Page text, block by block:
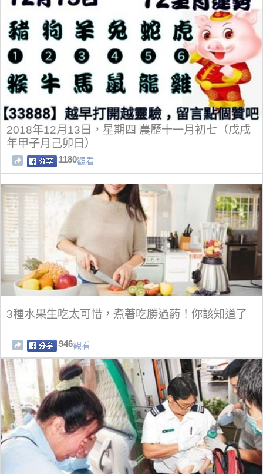
2018年12月13日，星期四 農歷十一月初七（戊戌
年甲子月己卯日）
1180觀看
3種水果生吃太可惜，煮著吃勝過葯！你該知道了
946觀看